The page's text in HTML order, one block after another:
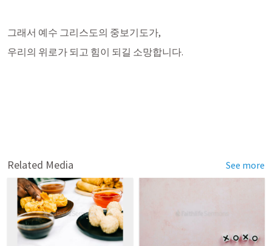
그래서 예수 그리스도의 중보기도가,
우리의 위로가 되고 힘이 되길 소망합니다.
Related Media See more